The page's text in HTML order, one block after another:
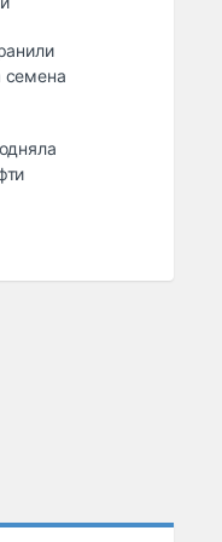
семена